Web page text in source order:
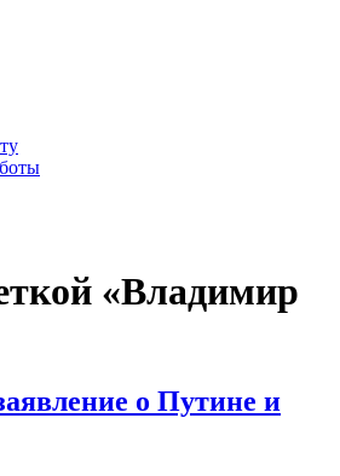
«Владимир
о Путине и